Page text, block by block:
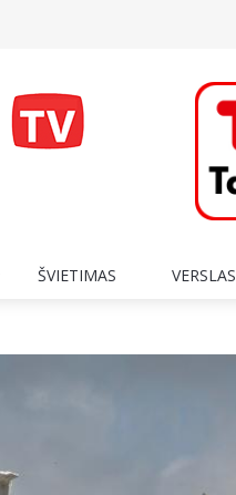
ŠVIETIMAS VERSLAS